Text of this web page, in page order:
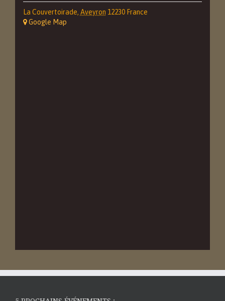
La Couvertoirade, Aveyron 12230 France
+ Google Map